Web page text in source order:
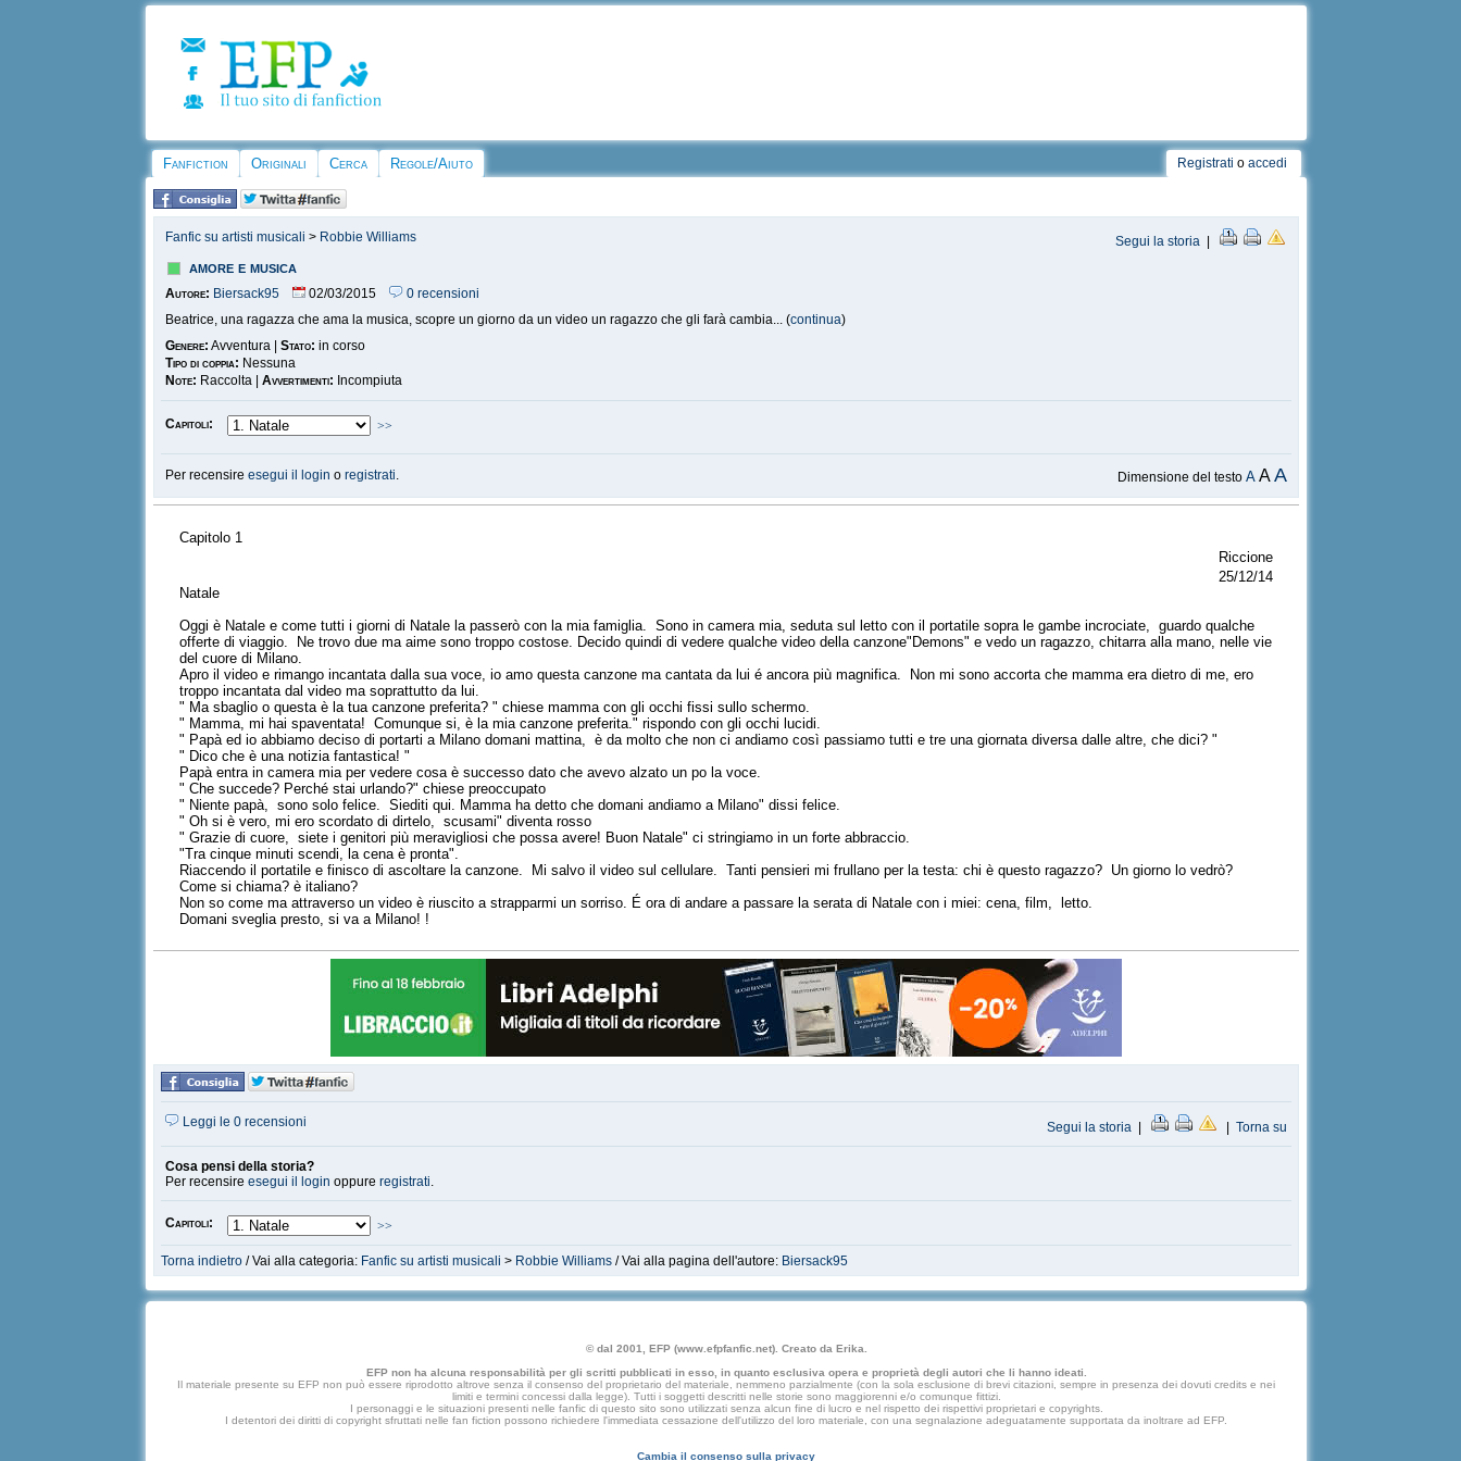
Fanfiction Originali Cerca Regole/Aiuto Registrati o accedi
Fanfic su artisti musicali > Robbie Williams Segui la storia |
amore e musica
Autore: Biersack95 02/03/2015
0 recensioni
Beatrice, una ragazza che ama la musica, scopre un giorno da un video un ragazzo che gli farà cambia... (continua)
Genere: Avventura |Stato: in corso
Tipo di coppia: Nessuna
Note: Raccolta |Avvertimenti: Incompiuta
Capitoli: >>
Per recensireesegui il login oregistrati. Dimensione del testoA AA
Capitolo 1
Riccione
25/12/14
Natale
Oggi è Natale e come tutti i giorni di Natale la passerò con la mia famiglia. Sono in camera mia, seduta sul letto con il portatile sopra le gambe incrociate, guardo qualche
offerte di viaggio. Ne trovo due ma aime sono troppo costose. Decido quindi di vedere qualche video della canzone"Demons" e vedo un ragazzo, chitarra alla mano, nelle vie
del cuore di Milano.
Apro il video e rimango incantata dalla sua voce, io amo questa canzone ma cantata da lui é ancora più magnifica. Non mi sono accorta che mamma era dietro di me, ero
troppo incantata dal video ma soprattutto da lui.
" Ma sbaglio o questa è la tua canzone preferita? " chiese mamma con gli occhi fissi sullo schermo.
" Mamma, mi hai spaventata! Comunque si, è la mia canzone preferita." rispondo con gli occhi lucidi.
" Papà ed io abbiamo deciso di portarti a Milano domani mattina, è da molto che non ci andiamo così passiamo tutti e tre una giornata diversa dalle altre, che dici? "
" Dico che è una notizia fantastica! "
Papà entra in camera mia per vedere cosa è successo dato che avevo alzato un po la voce.
" Che succede? Perché stai urlando?" chiese preoccupato
" Niente papà, sono solo felice. Siediti qui. Mamma ha detto che domani andiamo a Milano" dissi felice.
" Oh si è vero, mi ero scordato di dirtelo, scusami" diventa rosso
" Grazie di cuore, siete i genitori più meravigliosi che possa avere! Buon Natale" ci stringiamo in un forte abbraccio.
"Tra cinque minuti scendi, la cena è pronta".
Riaccendo il portatile e finisco di ascoltare la canzone. Mi salvo il video sul cellulare. Tanti pensieri mi frullano per la testa: chi è questo ragazzo? Un giorno lo vedrò?
Come si chiama? è italiano?
Non so come ma attraverso un video è riuscito a strapparmi un sorriso. É ora di andare a passare la serata di Natale con i miei: cena, film, letto.
Domani sveglia presto, si va a Milano! !
Leggi le 0 recensioni Segui la storia | |Torna su
Cosa pensi della storia?
Per recensireesegui il login oppureregistrati.
Capitoli: >>
Torna indietro / Vai alla categoria: Fanfic su artisti musicali > Robbie Williams / Vai alla pagina dell'autore: Biersack95
© dal 2001, EFP (www.efpfanfic.net). Creato da Erika.
EFP non ha alcuna responsabilità per gli scritti pubblicati in esso, in quanto esclusiva opera e proprietà degli autori che li hanno ideati.
Il materiale presente su EFP non può essere riprodotto altrove senza il consenso del proprietario del materiale, nemmeno parzialmente (con la sola esclusione di brevi citazioni, sempre in presenza dei dovuti credits e nei
limiti e termini concessi dalla legge). Tutti i soggetti descritti nelle storie sono maggiorenni e/o comunque fittizi.
I personaggi e le situazioni presenti nelle fanfic di questo sito sono utilizzati senza alcun fine di lucro e nel rispetto dei rispettivi proprietari e copyrights.
I detentori dei diritti di copyright sfruttati nelle fan fiction possono richiedere l'immediata cessazione dell'utilizzo del loro materiale, con una segnalazione adeguatamente supportata da inoltrare ad EFP.
Cambia il consenso sulla privacy